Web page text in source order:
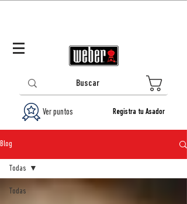
Ver puntos Registra tu Asador
Blog
Todas
Todas